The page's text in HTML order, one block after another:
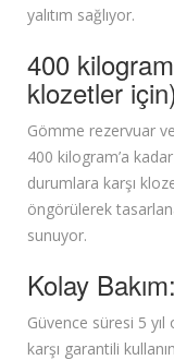
yalıtım sağlıyor.
400 kilogram
klozetler
Gömme rezervuar
400 kilogram’a
durumlara karşı
öngörülerek
sunuyor.
Kolay Bakım:
Güvence süresi 5
karşı garantili